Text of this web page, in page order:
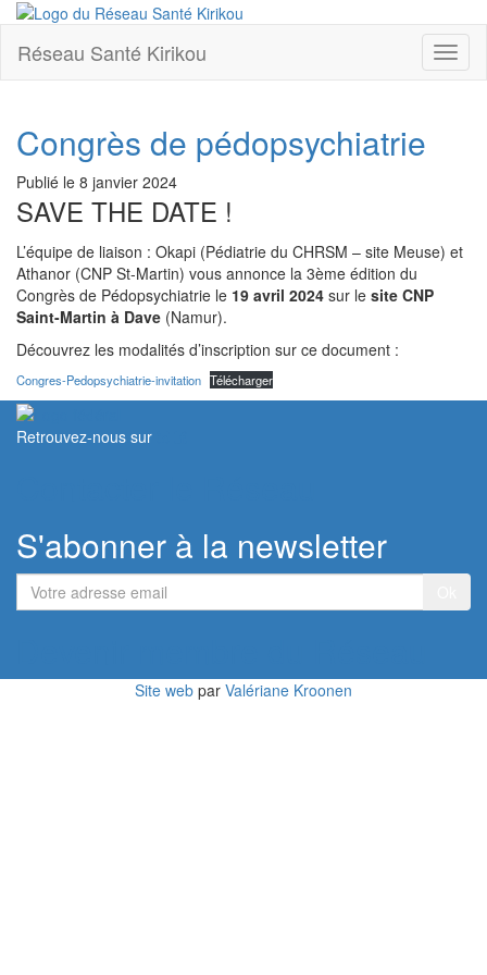
Réseau Santé Kirikou
Congrès de pédopsychiatrie
Publié le 8 janvier 2024
SAVE THE DATE !
L’équipe de liaison : Okapi (Pédiatrie du CHRSM – site Meuse) et
Athanor (CNP St-Martin) vous annonce la 3ème édition du
Congrès de Pédopsychiatrie le 19 avril 2024 sur le site CNP
Saint-Martin à Dave (Namur).
Découvrez les modalités d’inscription sur ce document :
Congres-Pedopsychiatrie-invitation Télécharger
Retrouvez-nous sur
S'abonner à la newsletter
Votre
adresse
Site web par Valériane Kroonen